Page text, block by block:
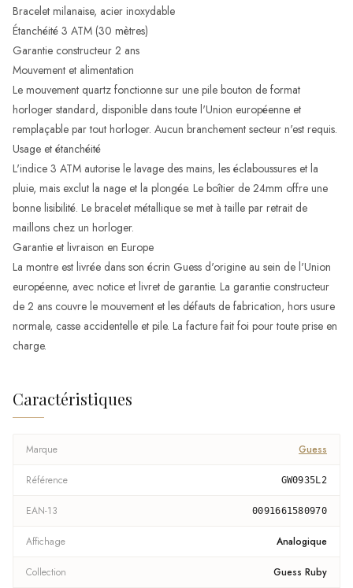
Bracelet milanaise, acier inoxydable
Étanchéité 3 ATM (30 mètres)
Garantie constructeur 2 ans
Mouvement et alimentation
Le mouvement quartz fonctionne sur une pile bouton de format
horloger standard, disponible dans toute l'Union européenne et
remplaçable par tout horloger. Aucun branchement secteur n'est requis.
Usage et étanchéité
L'indice 3 ATM autorise le lavage des mains, les éclaboussures et la
pluie, mais exclut la nage et la plongée. Le boîtier de 24mm offre une
bonne lisibilité. Le bracelet métallique se met à taille par retrait de
maillons chez un horloger.
Garantie et livraison en Europe
La montre est livrée dans son écrin Guess d'origine au sein de l'Union
européenne, avec notice et livret de garantie. La garantie constructeur
de 2 ans couvre le mouvement et les défauts de fabrication, hors usure
normale, casse accidentelle et pile. La facture fait foi pour toute prise en
charge.
Caractéristiques
Marque Guess
Référence GW0935L2
EAN-13 0091661580970
Affichage Analogique
Collection Guess Ruby